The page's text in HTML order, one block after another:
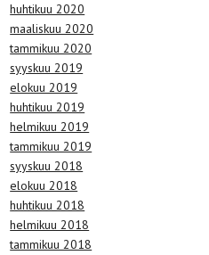
huhtikuu 2020
maaliskuu 2020
tammikuu 2020
syyskuu 2019
elokuu 2019
huhtikuu 2019
helmikuu 2019
tammikuu 2019
syyskuu 2018
elokuu 2018
huhtikuu 2018
helmikuu 2018
tammikuu 2018